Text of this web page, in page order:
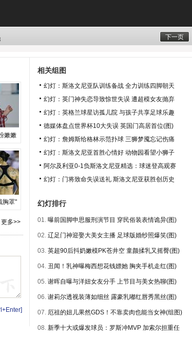
下一页
嫩嫩
胸罩"
更多>>
相关组图
幻灯：斯洛文尼亚队训练备战 全力训练四脚朝天
幻灯：英门神失恋导致惊世失误 遭超模女友抛弃
幻灯：英格兰球星访孤儿院 与孩子共享足球乐趣
德媒体盘点世界杯10大失误 英国门高居首位(图)
幻灯：詹姆斯给格林示范扑球 三狮梦魇忘记伤痛
幻灯：斯洛文尼亚首胜心情好 动物园看望小狮子
阿尔及利亚0-1负斯洛文尼亚精选：球迷登高观赛
幻灯：门将致命失误送礼 斯洛文尼亚获胜创历史
幻灯排行
01. 曝前国脚申思服刑演节目 穿民俗装表情诡异(图)
02. 辽足门神迎娶大美女主播 足球版婚纱照爆笑(图)
03. 英超90后抖奶嫩模PK苍井空 童颜揉乳又摇臀(图)
04. 丑闻！乳神曝梅西想花钱嫖她 胸夹手机走红(图)
05. 谢晖自曝与洋妞女友分手 上节目与美女热聊(图)
06. 谢莉尔透视装薄如细丝 露豪乳嘟红唇秀黑丝(图)
07. 厄祖的妞儿果然GDS！不靠卖肉也能当女神(组图)
08. 新季十大或爆发球员：罗斯冲MVP 加索尔担重任